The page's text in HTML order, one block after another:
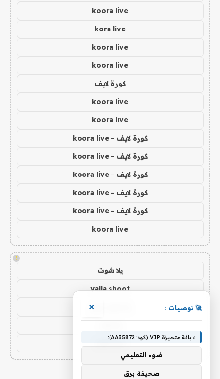
koora live
kora live
koora live
koora live
كورة لايف
koora live
koora live
كورة لايف - koora live
كورة لايف - koora live
كورة لايف - koora live
كورة لايف - koora live
كورة لايف - koora live
koora live
!
يلا شوت
yalla shoot
يلا شوت زون
yalla live
🚀 توصيات : ×
⭐ باقة متميزة VIP (كود: AA35872):
ضوء التعليمي
صحيفة برق